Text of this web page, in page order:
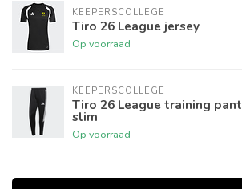
KEEPERSCOLLEGE
Tiro 26 League jersey
Op voorraad
KEEPERSCOLLEGE
Tiro 26 League training pant
slim
Op voorraad